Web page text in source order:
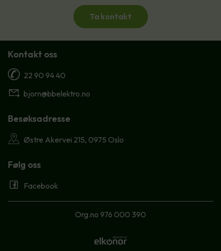
Ta kontakt
Kontakt oss
22 90 94 40
bjorn@bbelektro.no
Besøksadresse
Østre Akervei 215, 0975 Oslo
Følg oss
Facebook
Org.no 976 000 390